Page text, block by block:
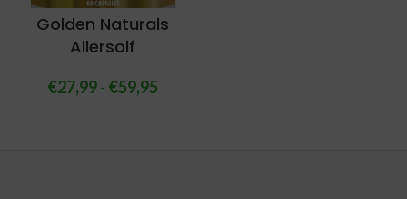
Golden Naturals
Allersolf
€27,99- €59,95